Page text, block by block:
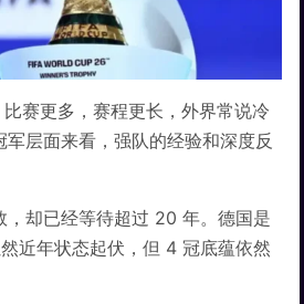
赛更多，赛程更长，外界常说冷
层面来看，强队的经验和深度反
，却已经等待超过 20 年。德国是
近年状态起伏，但 4 冠底蕴依然